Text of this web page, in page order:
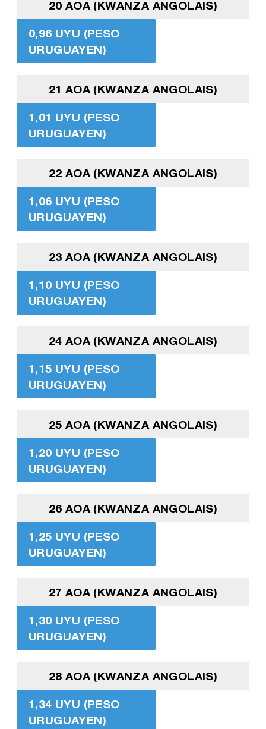
20 AOA (KWANZA ANGOLAIS)
0,96 UYU (PESO
URUGUAYEN)
21 AOA (KWANZA ANGOLAIS)
1,01 UYU (PESO
URUGUAYEN)
22 AOA (KWANZA ANGOLAIS)
1,06 UYU (PESO
URUGUAYEN)
23 AOA (KWANZA ANGOLAIS)
1,10 UYU (PESO
URUGUAYEN)
24 AOA (KWANZA ANGOLAIS)
1,15 UYU (PESO
URUGUAYEN)
25 AOA (KWANZA ANGOLAIS)
1,20 UYU (PESO
URUGUAYEN)
26 AOA (KWANZA ANGOLAIS)
1,25 UYU (PESO
URUGUAYEN)
27 AOA (KWANZA ANGOLAIS)
1,30 UYU (PESO
URUGUAYEN)
28 AOA (KWANZA ANGOLAIS)
1,34 UYU (PESO
URUGUAYEN)